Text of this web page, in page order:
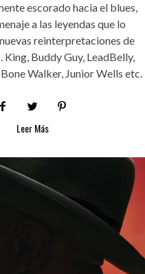
escorado hacia el blues,
a las leyendas que lo
reinterpretaciones de
King, Buddy Guy, LeadBelly,
Walker, Junior Wells etc.
Leer Más